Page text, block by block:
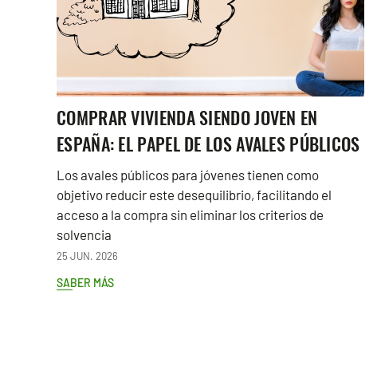
COMPRAR VIVIENDA SIENDO JOVEN EN
ESPAÑA: EL PAPEL DE LOS AVALES PÚBLICOS
Los avales públicos para jóvenes tienen como
objetivo reducir este desequilibrio, facilitando el
acceso a la compra sin eliminar los criterios de
solvencia
25 JUN. 2026
SABER MÁS